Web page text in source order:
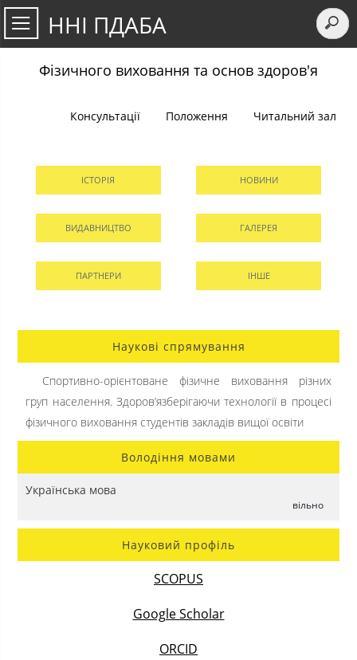
ННІ ПДАБА
Фізичного виховання та основ здоров'я
Консультації Положення Читальний зал
ІСТОРІЯ НОВИНИ
ВИДАВНИЦТВО ГАЛЕРЕЯ
ПАРТНЕРИ ІНШЕ
Наукові спрямування
Спортивно-орієнтоване фізичне виховання різних
груп населення. Здоров’язберігаючи технології в процесі
фізичного виховання студентів закладів вищої освіти
Володіння мовами
Українська мова
вільно
Науковий профіль
SCOPUS
Google Scholar
ORCID